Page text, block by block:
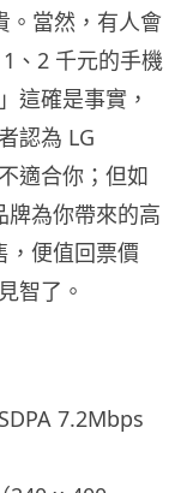
。當然，有人會
、2 千元的手機
這確是事實，
認為 LG
適合你；但如
牌為你帶來的高
便值回票價
智了。
7.2Mbps